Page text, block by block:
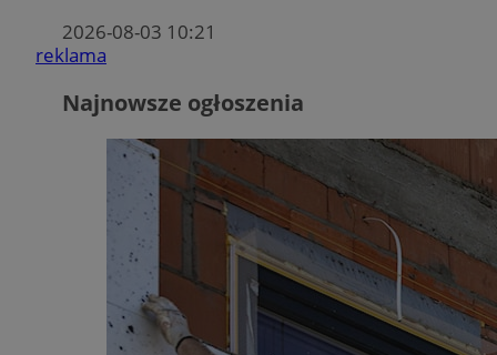
2026-08-03 10:21
reklama
Najnowsze ogłoszenia